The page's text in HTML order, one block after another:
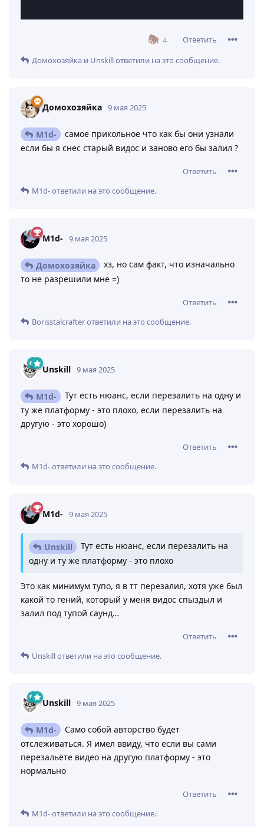
4
Ответить
Домохозяйка и Unskillответили на это сообщение.
Домохозяйка 9 мая 2025
M1d-
самое прикольное что как бы они узнали
если бы я снес старый видос и заново его бы залил ?
Ответить
M1d-ответили на это сообщение.
M1d- 9 мая 2025
Домохозяйка
хз, но сам факт, что изначально
то не разрешили мне =)
Ответить
Borisstalcrafterответили на это сообщение.
Unskill 9 мая 2025
M1d-
Тут есть нюанс, если перезалить на одну и
ту же платформу - это плохо, если перезалить на
другую - это хорошо)
Ответить
M1d-ответили на это сообщение.
M1d- 9 мая 2025
Unskill
Тут есть нюанс, если перезалить на
одну и ту же платформу - это плохо
Это как минимум тупо, я в тт перезалил, хотя уже был
какой то гений, который у меня видос спыздыл и
залил под тупой саунд…
Ответить
Unskillответили на это сообщение.
Unskill 9 мая 2025
M1d-
Само собой авторство будет
отслеживаться. Я имел ввиду, что если вы сами
перезальёте видео на другую платформу - это
нормально
Ответить
M1d-ответили на это сообщение.